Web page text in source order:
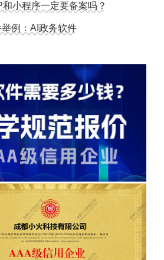
小程序一定要备案吗？
例：AI政务软件